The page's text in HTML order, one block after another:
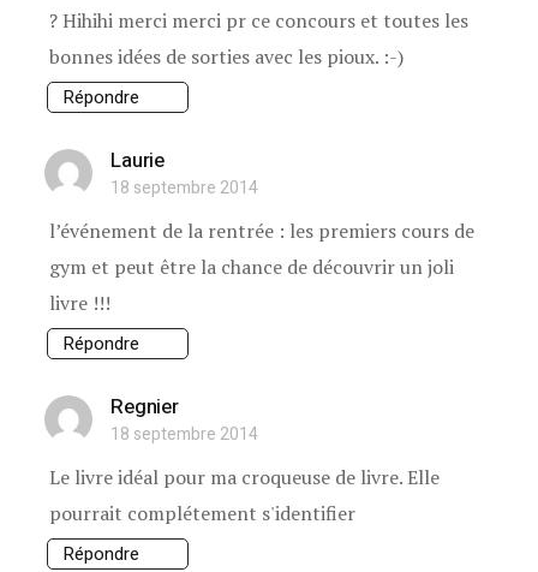
? Hihihi merci merci pr ce concours et toutes les
bonnes idées de sorties avec les pioux. :-)
Répondre
Laurie
18 septembre 2014
l’événement de la rentrée : les premiers cours de
gym et peut être la chance de découvrir un joli
livre !!!
Répondre
Regnier
18 septembre 2014
Le livre idéal pour ma croqueuse de livre. Elle
pourrait complétement s'identifier
Répondre